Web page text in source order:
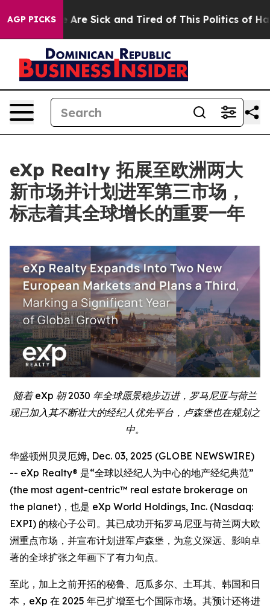
AGP PICKSAre Sick and Tired of This Politics of Hatred”
eXp Realty 拓展至欧洲两大
新市场并计划进军第三市场，
标志着其全球增长的重要一年
随着 eXp 朝 2030 年全球愿景稳步迈进，罗马尼亚与荷兰
现已加入其不断壮大的经纪人优先平台，卢森堡也在规划之
中。
华盛顿州贝灵厄姆, Dec. 03, 2025 (GLOBE NEWSWIRE)
-- eXp Realty® 是“全球以经纪人为中心的地产经纪典范”
(the most agent-centric™ real estate brokerage on
the planet)，也是 eXp World Holdings, Inc. (Nasdaq:
EXPI) 的核心子公司。其已成功开拓罗马尼亚与荷兰两大欧
洲重点市场，并宣布计划进军卢森堡，为意义深远、影响卓
著的全球扩张之年画下了有力句点。
至此，加上之前开拓的秘鲁、厄瓜多尔、土耳其、韩国和日
本，eXp 在 2025 年已扩增至七个国际市场。其预计还将进